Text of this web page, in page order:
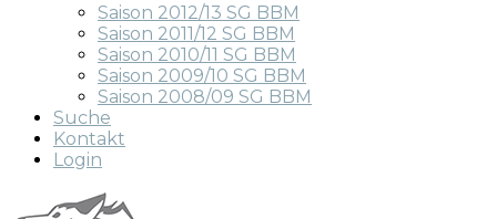
Saison 2012/13 SG BBM
Saison 2011/12 SG BBM
Saison 2010/11 SG BBM
Saison 2009/10 SG BBM
Saison 2008/09 SG BBM
Suche
Kontakt
Login